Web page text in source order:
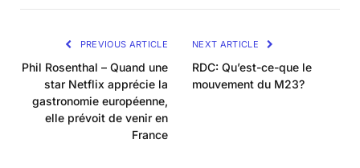
PREVIOUS ARTICLE
Phil Rosenthal – Quand une
star Netflix apprécie la
gastronomie européenne,
elle prévoit de venir en
France
NEXT ARTICLE
RDC: Qu’est-ce-que le
mouvement du M23?